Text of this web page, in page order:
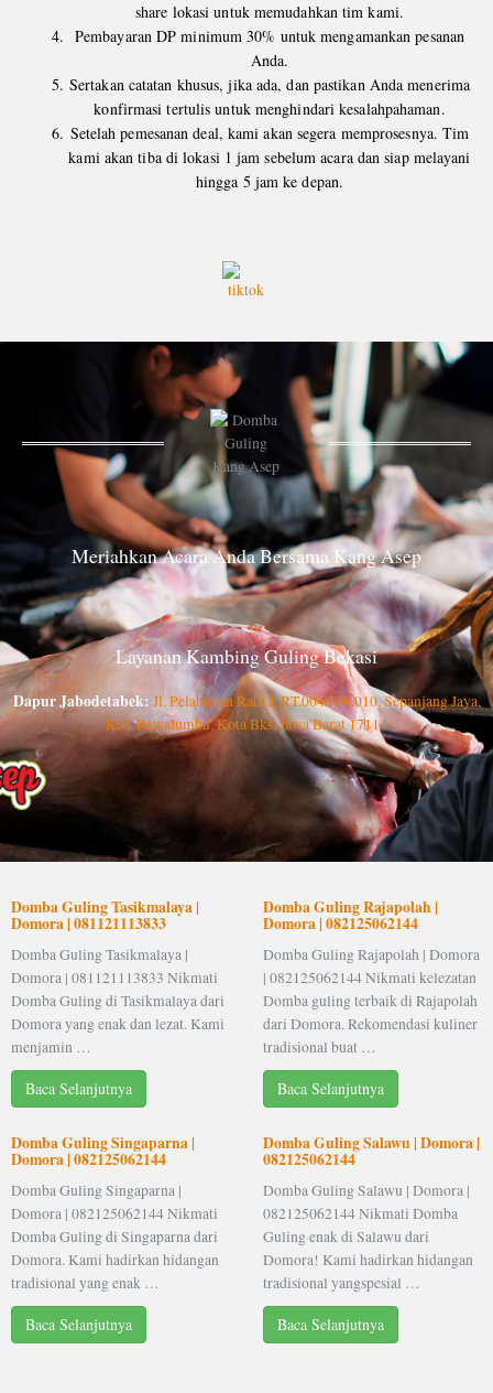
share lokasi untuk memudahkan tim kami.
Pembayaran DP minimum 30% untuk mengamankan pesanan
Anda.
Sertakan catatan khusus, jika ada, dan pastikan Anda menerima
konfirmasi tertulis untuk menghindari kesalahpahaman.
Setelah pemesanan deal, kami akan segera memprosesnya. Tim
kami akan tiba di lokasi 1 jam sebelum acara dan siap melayani
hingga 5 jam ke depan.
Meriahkan Acara Anda Bersama Kang Asep
Layanan Kambing Guling Bekasi
Dapur Jabodetabek: Jl. Pelabuhan Ratu I, RT.004/RW.010, Sepanjang Jaya,
Kec. Rawalumbu, Kota Bks, Jawa Barat 17114
Domba Guling Tasikmalaya |
Domora | 081121113833
Domba Guling Tasikmalaya |
Domora | 081121113833 Nikmati
Domba Guling di Tasikmalaya dari
Domora yang enak dan lezat. Kami
menjamin …
Baca Selanjutnya
Domba Guling Rajapolah |
Domora | 082125062144
Domba Guling Rajapolah | Domora
| 082125062144 Nikmati kelezatan
Domba guling terbaik di Rajapolah
dari Domora. Rekomendasi kuliner
tradisional buat …
Baca Selanjutnya
Domba Guling Singaparna |
Domora | 082125062144
Domba Guling Singaparna |
Domora | 082125062144 Nikmati
Domba Guling di Singaparna dari
Domora. Kami hadirkan hidangan
tradisional yang enak …
Baca Selanjutnya
Domba Guling Salawu | Domora |
082125062144
Domba Guling Salawu | Domora |
082125062144 Nikmati Domba
Guling enak di Salawu dari
Domora! Kami hadirkan hidangan
tradisional yangspesial …
Baca Selanjutnya